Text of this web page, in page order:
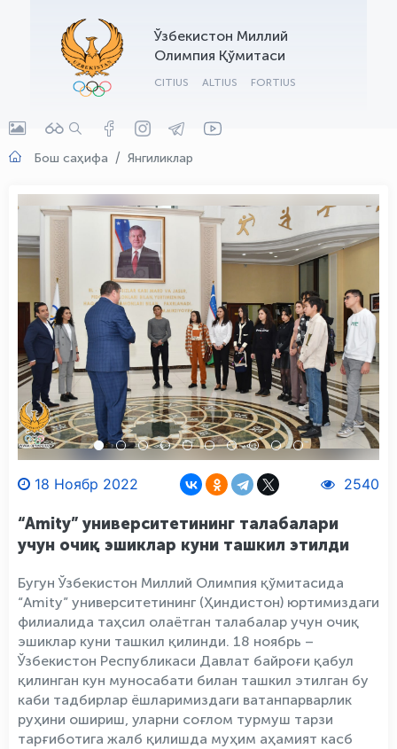
Ўзбекистон Миллий
Олимпия Қўмитаси
CITIUS ALTIUS FORTIUS
Бош саҳифа Янгиликлар
18 Ноябр 2022 2540
“Amity” университетининг талабалари
учун очиқ эшиклар куни ташкил этилди
Бугун Ўзбекистон Миллий Олимпия қўмитасида
“Amity” университетининг (Ҳиндистон) юртимиздаги
филиалида таҳсил олаётган талабалар учун очиқ
эшиклар куни ташкил қилинди. 18 ноябрь –
Ўзбекистон Республикаси Давлат байроғи қабул
қилинган кун муносабати билан ташкил этилган бу
каби тадбирлар ёшларимиздаги ватанпарварлик
руҳини ошириш, уларни соғлом турмуш тарзи
тарғиботига жалб қилишда муҳим аҳамият касб
OLYMPCHIK AI - yordamchi
Онлайн · olympic.uz